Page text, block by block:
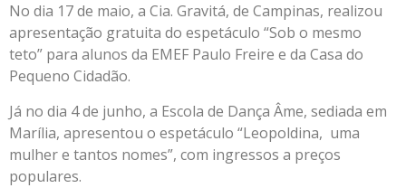
No dia 17 de maio, a Cia. Gravitá, de Campinas, realizou
apresentação gratuita do espetáculo “Sob o mesmo
teto” para alunos da EMEF Paulo Freire e da Casa do
Pequeno Cidadão.
Já no dia 4 de junho, a Escola de Dança Âme, sediada em
Marília, apresentou o espetáculo “Leopoldina, uma
mulher e tantos nomes”, com ingressos a preços
populares.